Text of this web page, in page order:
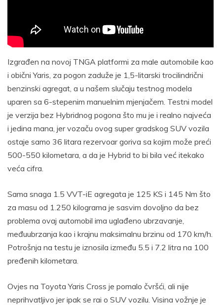
Izgrađen na novoj TNGA platformi za male automobile kao
i obični Yaris, za pogon zaduže je 1,5-litarski trocilindrični
benzinski agregat, a u našem slučaju testnog modela
uparen sa 6-stepenim manuelnim mjenjačem. Testni model
je verzija bez Hybridnog pogona što mu je i realno najveća
i jedina mana, jer vozaču ovog super gradskog SUV vozila
ostaje samo 36 litara rezervoar goriva sa kojim može preći
500-550 kilometara, a da je Hybrid to bi bila već itekako
veća cifra.
Sama snaga 1.5 VVT-iE agregata je 125 KS i 145 Nm što
za masu od 1.250 kilograma je sasvim dovoljno da bez
problema ovaj automobil ima uglađeno ubrzavanje,
međuubrzanja kao i krajnu maksimalnu brzinu od 170 km/h.
Potrošnja na testu je iznosila između 5.5 i 7.2 litra na 100
pređenih kilometara.
Ovjes na Toyota Yaris Cross je pomalo čvršći, ali nije
neprihvatljivo jer ipak se rai o SUV vozilu. Visina vožnje je